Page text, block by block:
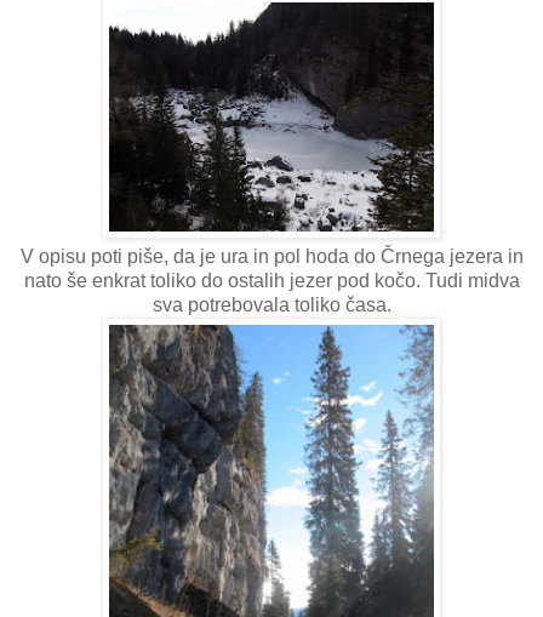
V opisu poti piše, da je ura in pol hoda do Črnega jezera in
nato še enkrat toliko do ostalih jezer pod kočo. Tudi midva
sva potrebovala toliko časa.